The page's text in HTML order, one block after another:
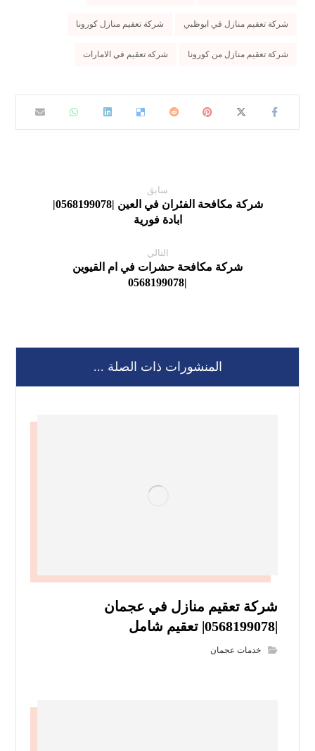
شركة تعقيم منازل في ابوظبي شركة تعقيم منازل كورونا
شركة تعقيم منازل من كورونا شركه تعقيم في الامارات
سابق
شركة مكافحة الفئران في العين |0568199078|
ابادة فورية
التالي
شركة مكافحة حشرات في ام القيوين
|0568199078
المنشورات ذات الصلة ...
شركة تعقيم منازل في عجمان
|0568199078| تعقيم شامل
خدمات عجمان